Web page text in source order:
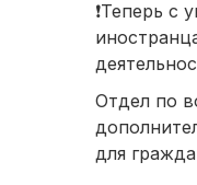
❗️Теперь
Отдел по
для